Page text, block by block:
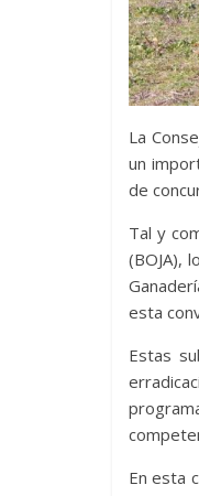
La
un
de
Tal y
(BOJA),
esta
Estas
En esta